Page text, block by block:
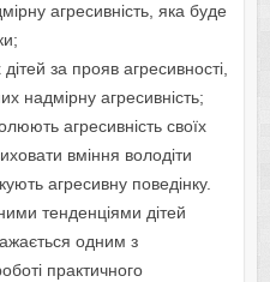
агресивність, яка буде
за прояв агресивності,
надмірну агресивність;
агресивність своїх
вміння володіти
агресивну поведінку.
тенденціями дітей
одним з
практичного